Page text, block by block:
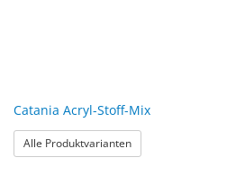
Catania Acryl-Stoff-Mix
Alle Produktvarianten: Catania Acryl-Stoff-Mix